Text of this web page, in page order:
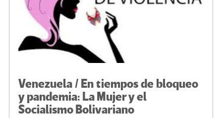
Venezuela / En tiempos de bloqueo
y pandemia: La Mujer y el
Socialismo Bolivariano